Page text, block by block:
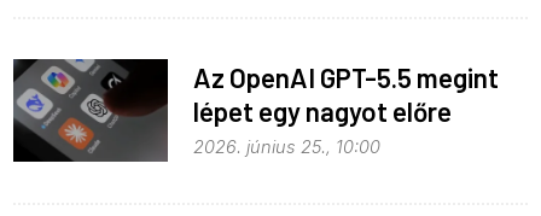
Az OpenAI GPT-5.5 megint
lépet egy nagyot előre
2026. június 25., 10:00